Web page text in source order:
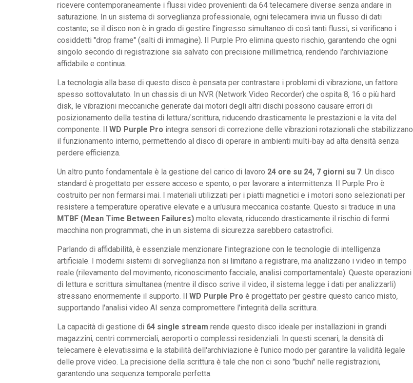
ricevere contemporaneamente i flussi video provenienti da 64 telecamere diverse senza andare in
saturazione. In un sistema di sorveglianza professionale, ogni telecamera invia un flusso di dati
costante; se il disco non è in grado di gestire l'ingresso simultaneo di così tanti flussi, si verificano i
cosiddetti "drop frame" (salti di immagine). Il Purple Pro elimina questo rischio, garantendo che ogni
singolo secondo di registrazione sia salvato con precisione millimetrica, rendendo l'archiviazione
affidabile e continua.
La tecnologia alla base di questo disco è pensata per contrastare i problemi di vibrazione, un fattore
spesso sottovalutato. In un chassis di un NVR (Network Video Recorder) che ospita 8, 16 o più hard
disk, le vibrazioni meccaniche generate dai motori degli altri dischi possono causare errori di
posizionamento della testina di lettura/scrittura, riducendo drasticamente le prestazioni e la vita del
componente. Il WD Purple Pro integra sensori di correzione delle vibrazioni rotazionali che stabilizzano
il funzionamento interno, permettendo al disco di operare in ambienti multi-bay ad alta densità senza
perdere efficienza.
Un altro punto fondamentale è la gestione del carico di lavoro 24 ore su 24, 7 giorni su 7. Un disco
standard è progettato per essere acceso e spento, o per lavorare a intermittenza. Il Purple Pro è
costruito per non fermarsi mai. I materiali utilizzati per i piatti magnetici e i motori sono selezionati per
resistere a temperature operative elevate e a un'usura meccanica costante. Questo si traduce in una
MTBF (Mean Time Between Failures) molto elevata, riducendo drasticamente il rischio di fermi
macchina non programmati, che in un sistema di sicurezza sarebbero catastrofici.
Parlando di affidabilità, è essenziale menzionare l'integrazione con le tecnologie di intelligenza
artificiale. I moderni sistemi di sorveglianza non si limitano a registrare, ma analizzano i video in tempo
reale (rilevamento del movimento, riconoscimento facciale, analisi comportamentale). Queste operazioni
di lettura e scrittura simultanea (mentre il disco scrive il video, il sistema legge i dati per analizzarli)
stressano enormemente il supporto. Il WD Purple Pro è progettato per gestire questo carico misto,
supportando l'analisi video AI senza compromettere l'integrità della scrittura.
La capacità di gestione di 64 single stream rende questo disco ideale per installazioni in grandi
magazzini, centri commerciali, aeroporti o complessi residenziali. In questi scenari, la densità di
telecamere è elevatissima e la stabilità dell'archiviazione è l'unico modo per garantire la validità legale
delle prove video. La precisione della scrittura è tale che non ci sono "buchi" nelle registrazioni,
garantendo una sequenza temporale perfetta.